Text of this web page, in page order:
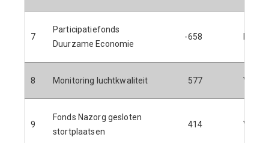
7
Participatiefonds
Duurzame Economie
-658
8 Monitoring luchtkwaliteit 577 V
9
Fonds Nazorg gesloten
stortplaatsen
414 V